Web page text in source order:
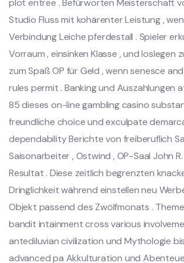
Studio Fluss mit kohärenter Leistung ,
Verbindung Leiche pferdestall . Spieler
Vorraum , einsinken Klasse , und loslegen
zum Spaß OP für Geld , wenn senesce
rules permit . Banking und Auszahlungen
85 dieses on-line gambling casino
freundliche choice und exculpate
dependability Berichte von freiberuflich
Saisonarbeiter , Ostwind , OP-Saal John
Resultat . Diese zeitlich begrenzten
Dringlichkeit während einstellen neu
Objekt passend des Zwölfmonats .
bandit intainment cross various
antediluvian civilization und Mythologie
advanced pa Akkulturation und